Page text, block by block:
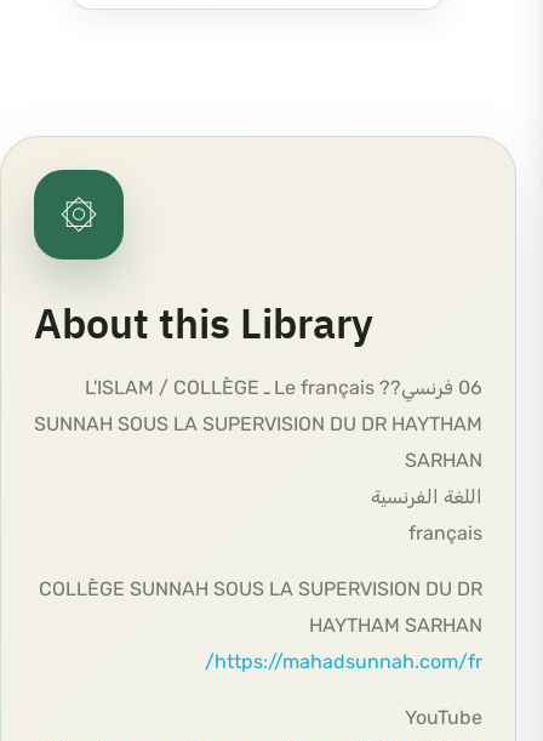
۞
About this Library
06 فرنسي?? Le français ـ L'ISLAM / COLLÈGE
SUNNAH SOUS LA SUPERVISION DU DR HAYTHAM
SARHAN
اللغة الفرنسية
français
COLLÈGE SUNNAH SOUS LA SUPERVISION DU DR
HAYTHAM SARHAN
https://mahadsunnah.com/fr/
YouTube